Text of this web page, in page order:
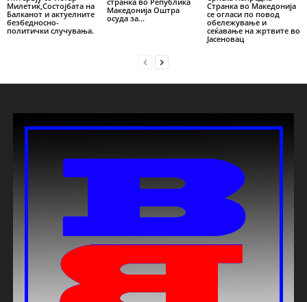
Милетиќ,Состојбата на
Балканот и актуелните
безбедносно-
политички случувања.
Македонија Оштра
осуда за...
Странка во Македонија
се огласи по повод
обележување и
сеќавање на жртвите во
Јасеновац